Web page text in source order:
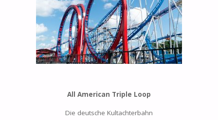
All American Triple Loop
Die deutsche Kultachterbahn